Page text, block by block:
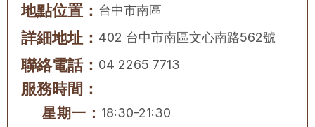
地點位置： 台中市南區
詳細地址： 402 台中市南區文心南路562號
聯絡電話： 04 2265 7713
服務時間：
星期一： 18:30-21:30